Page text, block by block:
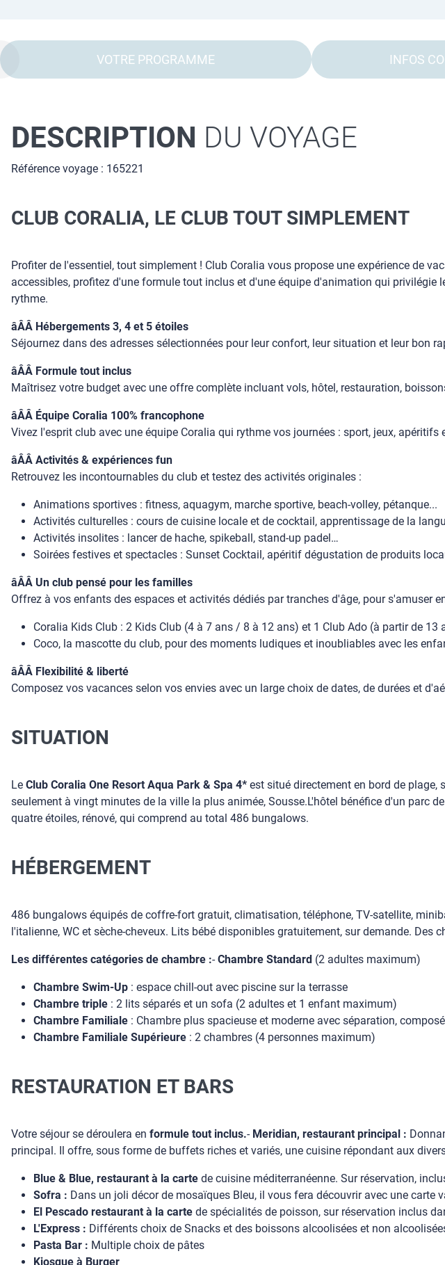
VOTRE PROGRAMME INFOS
DESCRIPTION DU VOYAGE
Référence voyage : 165221
CLUB CORALIA, LE CLUB TOUT SIMPLEMENT
Profiter de l'essentiel, tout simplement ! Club Coralia vous propose une expérience de
accessibles, profitez d'une formule tout inclus et d'une équipe d'animation qui privilégie
rythme.
âÂÂ Hébergements 3, 4 et 5 étoiles
Séjournez dans des adresses sélectionnées pour leur confort, leur situation et leur bon
âÂÂ Formule tout inclus
Maîtrisez votre budget avec une offre complète incluant vols, hôtel, restauration,
âÂÂ Équipe Coralia 100% francophone
Vivez l'esprit club avec une équipe Coralia qui rythme vos journées : sport, jeux,
âÂÂ Activités & expériences fun
Retrouvez les incontournables du club et testez des activités originales :
Animations sportives : fitness, aquagym, marche sportive, beach-volley, pétanque...
Activités culturelles : cours de cuisine locale et de cocktail, apprentissage de la
Activités insolites : lancer de hache, spikeball, stand-up padel…
Soirées festives et spectacles : Sunset Cocktail, apéritif dégustation de produits
âÂÂ Un club pensé pour les familles
Offrez à vos enfants des espaces et activités dédiés par tranches d'âge, pour s'amuser
Coralia Kids Club : 2 Kids Club (4 à 7 ans / 8 à 12 ans) et 1 Club Ado (à partir de 13
Coco, la mascotte du club, pour des moments ludiques et inoubliables avec les
âÂÂ Flexibilité & liberté
Composez vos vacances selon vos envies avec un large choix de dates, de durées et
SITUATION
Le Club Coralia One Resort Aqua Park & Spa 4* est situé directement en bord de plage,
seulement à vingt minutes de la ville la plus animée, Sousse.L'hôtel bénéfice d'un parc
quatre étoiles, rénové, qui comprend au total 486 bungalows.
HÉBERGEMENT
486 bungalows équipés de coffre-fort gratuit, climatisation, téléphone, TV-satellite,
l'italienne, WC et sèche-cheveux. Lits bébé disponibles gratuitement, sur demande. Des
Les différentes catégories de chambre :-Chambre Standard (2 adultes maximum)
Chambre Swim-Up : espace chill-out avec piscine sur la terrasse
Chambre triple : 2 lits séparés et un sofa (2 adultes et 1 enfant maximum)
Chambre Familiale : Chambre plus spacieuse et moderne avec séparation,
Chambre Familiale Supérieure : 2 chambres (4 personnes maximum)
RESTAURATION ET BARS
Votre séjour se déroulera en formule tout inclus.- Meridian, restaurant principal :
principal. Il offre, sous forme de buffets riches et variés, une cuisine répondant aux
Blue & Blue, restaurant à la carte de cuisine méditerranéenne. Sur réservation,
Sofra : Dans un joli décor de mosaïques Bleu, il vous fera découvrir avec une
El Pescado restaurant à la carte de spécialités de poisson, sur réservation inclus
L'Express : Différents choix de Snacks et des boissons alcoolisées et non
Pasta Bar : Multiple choix de pâtes
Kiosque à Burger